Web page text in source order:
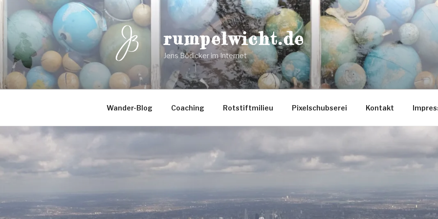
Inhalt
rumpelwicht.de
Jens Bödicker im Internet
Wander-Blog Coaching Rotstiftmilieu Pixelschubserei Kontakt